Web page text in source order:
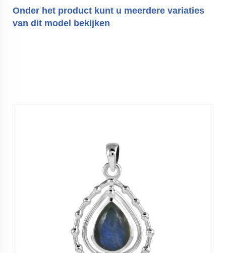
Onder het product kunt u meerdere variaties
van dit model bekijken